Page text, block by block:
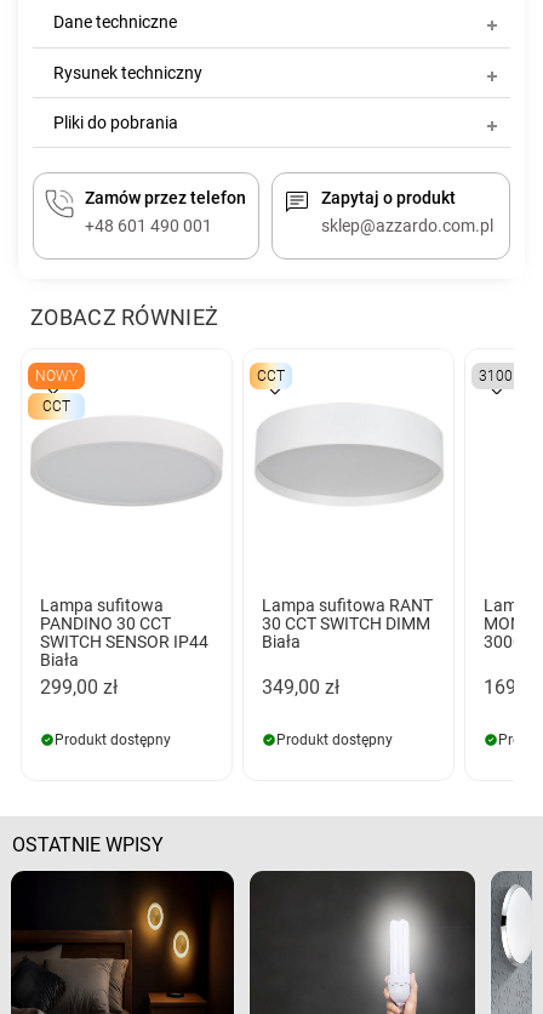
Dane techniczne
Rysunek techniczny
Pliki do pobrania
Zamów przez telefon
+48 601 490 001
Zapytaj o produkt
sklep@azzardo.com.pl
ZOBACZ RÓWNIEŻ
NOWY
CCT
Lampa sufitowa
PANDINO 30 CCT
SWITCH SENSOR IP44
Biała
299,00 zł
Produkt dostępny
CCT
Lampa sufitowa RANT
30 CCT SWITCH DIMM
Biała
349,00 zł
Produkt dostępny
3100K
Lampa
3000K
169,00
OSTATNIE WPISY